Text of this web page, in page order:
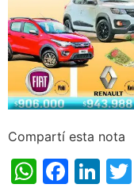
Compartí esta nota